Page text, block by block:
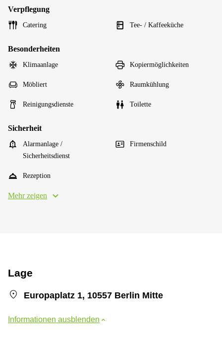
Verpflegung
Catering Tee- / Kaffeeküche
Besonderheiten
Klimaanlage Kopiermöglichkeiten
Möbliert Raumkühlung
Reinigungsdienste Toilette
Sicherheit
Alarmanlage /
Sicherheitsdienst
Firmenschild
Rezeption
Mehr zeigen
Lage
Europaplatz 1, 10557 Berlin Mitte
Informationen ausblenden